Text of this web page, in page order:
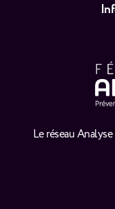
Le réseau